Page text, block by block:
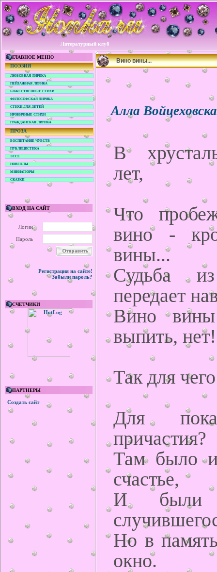
Литературный клуб
ГЛАВНОЕ МЕНЮ
ПОЭЗИЯ
ЛЮБОВНАЯ ЛИРИКА
ПЕЙЗАЖНАЯ ЛИРИКА
БОЖЕСТВЕННЫЕ СТИХИ
ФИЛОСОФСКАЯ ЛИРИКА
СТИХИ ДЛЯ ДЕТЕЙ
ИРОНИЧНЫЕ СТИХИ
ГРАЖДАНСКАЯ ЛИРИКА
ПРОЗА
ВОСПИТАНИЕ ЧУВСТВ
ПУБЛИЦИСТИКА
ЭССЕ
НОВЕЛЛЫ
МИНИАТЮРЫ
СКАЗКИ
ВХОД НА САЙТ
Логин
Пароль
Регистрация на сайте!
Забыли пароль?
СЧЕТЧИКИ
ПАРТНЕРЫ
Создать сайт
Вино вины...
Алла
В
лет,
Что
вино -
вины...
Судьба
передает
Вино
выпить, нет!
Так для
Для
причастия?
Там было
счастье,
И были
Но в
окно.